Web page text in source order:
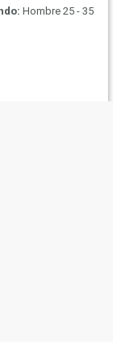
Hombre 25 - 35